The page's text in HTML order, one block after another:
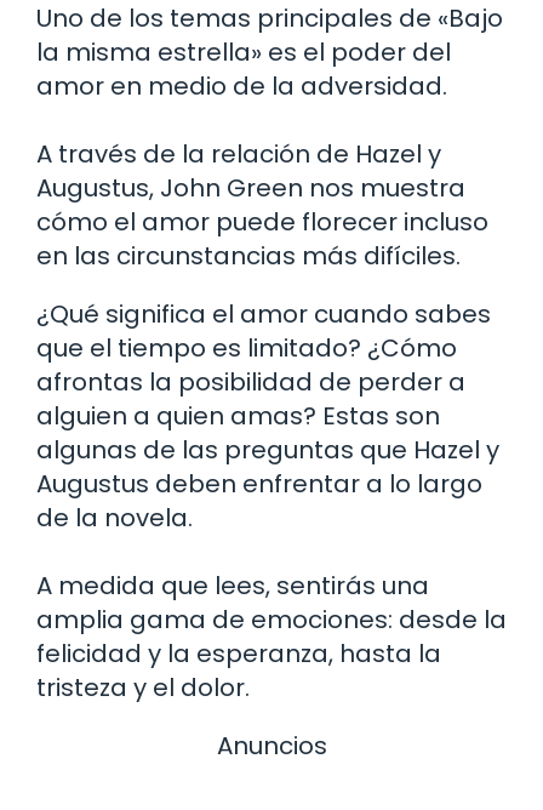
Uno de los temas principales de «Bajo
la misma estrella» es el poder del
amor en medio de la adversidad.
A través de la relación de Hazel y
Augustus, John Green nos muestra
cómo el amor puede florecer incluso
en las circunstancias más difíciles.
¿Qué significa el amor cuando sabes
que el tiempo es limitado? ¿Cómo
afrontas la posibilidad de perder a
alguien a quien amas? Estas son
algunas de las preguntas que Hazel y
Augustus deben enfrentar a lo largo
de la novela.
A medida que lees, sentirás una
amplia gama de emociones: desde la
felicidad y la esperanza, hasta la
tristeza y el dolor.
Anuncios